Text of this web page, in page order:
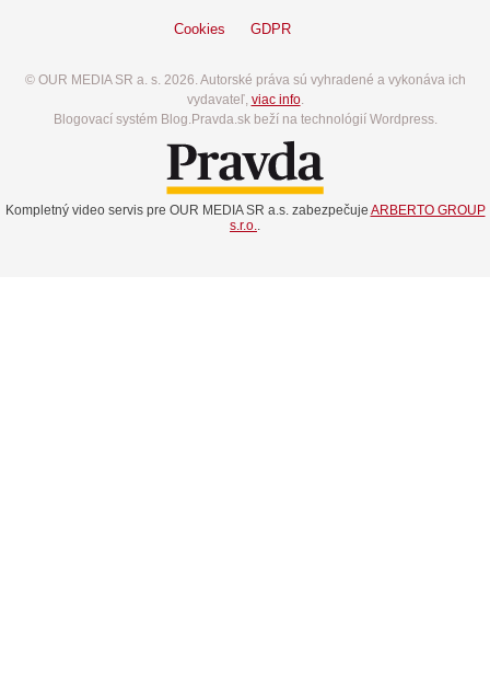
Cookies GDPR
© OUR MEDIA SR a. s. 2026. Autorské práva sú vyhradené a vykonáva ich
vydavateľ, viac info.
Blogovací systém Blog.Pravda.sk beží na technológií Wordpress.
Kompletný video servis pre OUR MEDIA SR a.s. zabezpečuje ARBERTO GROUP
s.r.o.